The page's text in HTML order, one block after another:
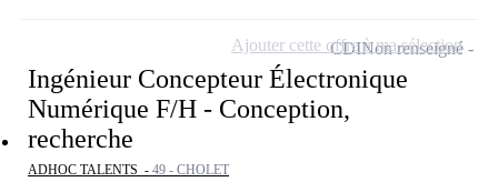
Ingénieur Concepteur Électronique
Numérique F/H - Conception,
recherche
ADHOC TALENTS - 49 - CHOLET
CDINon renseigné
Ajouter cette offre à ma sélection